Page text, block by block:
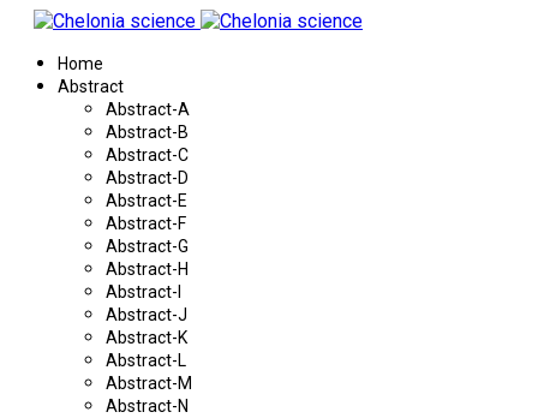
Home
Abstract
Abstract-A
Abstract-B
Abstract-C
Abstract-D
Abstract-E
Abstract-F
Abstract-G
Abstract-H
Abstract-I
Abstract-J
Abstract-K
Abstract-L
Abstract-M
Abstract-N